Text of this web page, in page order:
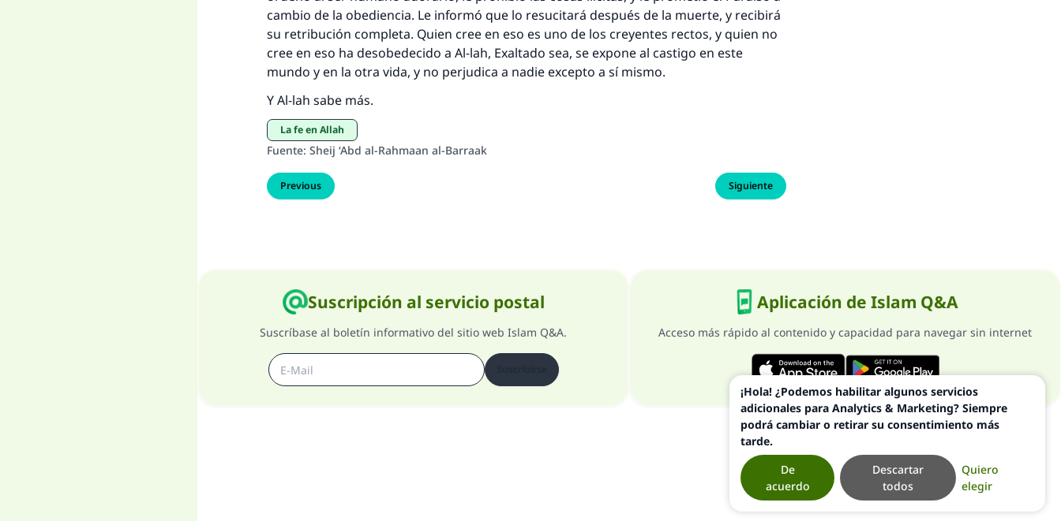
cambio de la obediencia. Le informó que lo resucitará después de la muerte, y recibirá
su retribución completa. Quien cree en eso es uno de los creyentes rectos, y quien no
cree en eso ha desobedecido a Al-lah, Exaltado sea, se expone al castigo en este
mundo y en la otra vida, y no perjudica a nadie excepto a sí mismo.
Y Al-lah sabe más.
La fe en Allah
Fuente: Sheij ‘Abd al-Rahmaan al-Barraak
Previous Siguiente
Suscripción al servicio postal
Suscríbase al boletín informativo del sitio web Islam Q&A.
Aplicación de Islam Q&A
Acceso más rápido al contenido y capacidad para navegar sin internet
¡Hola! ¿Podemos habilitar algunos servicios
adicionales para Analytics & Marketing? Siempre
podrá cambiar o retirar su consentimiento más
tarde.
Quiero
elegir
Descartar
todos
De
acuerdo